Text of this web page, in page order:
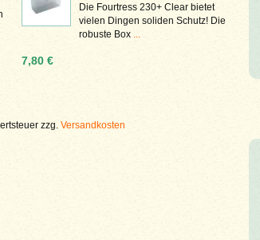
Die Fourtress 230+ Clear bietet
vielen Dingen soliden Schutz! Die
robuste Box ...
7,80 €
zzg. Versandkosten